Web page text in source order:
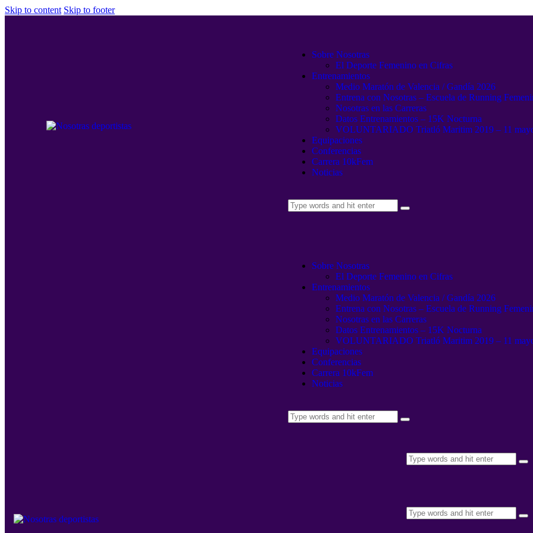
Skip to content Skip to footer
Sobre Nosotras
El Deporte Femenino en Cifras
Entrenamientos
Medio Maratón de Valencia / Gandía 2026
Entrena con Nosotras – Escuela de Running
Nosotras en las Carreras
Datos Entrenamientos – 15K Nocturna
VOLUNTARIADO Triatló Maritim 2019 – 11
Equipaciones
Conferencias
Carrera 10kFem
Noticias
Sobre Nosotras
El Deporte Femenino en Cifras
Entrenamientos
Medio Maratón de Valencia / Gandía 2026
Entrena con Nosotras – Escuela de Running
Nosotras en las Carreras
Datos Entrenamientos – 15K Nocturna
VOLUNTARIADO Triatló Maritim 2019 – 11
Equipaciones
Conferencias
Carrera 10kFem
Noticias